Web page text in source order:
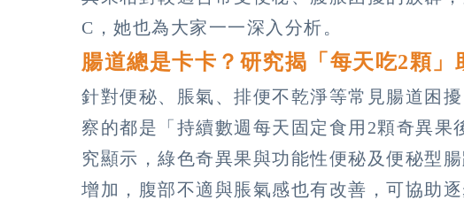
C，她也為大家一一深入分析。
腸道總是卡卡？研究揭「每天吃2顆」
針對便秘、脹氣、排便不乾淨等常見腸道困
察的都是「持續數週每天固定食用2顆奇異果
究顯示，綠色奇異果與功能性便秘及便秘型
增加，腹部不適與脹氣感也有改善，可協助逐